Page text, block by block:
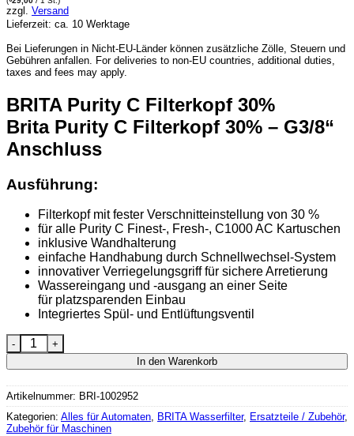
zzgl. Versand
Lieferzeit: ca. 10 Werktage
Bei Lieferungen in Nicht-EU-Länder können zusätzliche Zölle, Steuern und
Gebühren anfallen. For deliveries to non-EU countries, additional duties,
taxes and fees may apply.
BRITA Purity C Filterkopf 30%
Brita Purity C Filterkopf 30% – G3/8“
Anschluss
Ausführung:
Filterkopf mit fester Verschnitteinstellung von 30 %
für alle Purity C Finest-, Fresh-, C1000 AC Kartuschen
inklusive Wandhalterung
einfache Handhabung durch Schnellwechsel-System
innovativer Verriegelungsgriff für sichere Arretierung
Wassereingang und -ausgang an einer Seite
für platzsparenden Einbau
Integriertes Spül- und Entlüftungsventil
BRITA Purity C Filterkopf 30% Menge
In den Warenkorb
Artikelnummer: BRI-1002952
Kategorien: Alles für Automaten, BRITA Wasserfilter, Ersatzteile / Zubehör,
Zubehör für Maschinen